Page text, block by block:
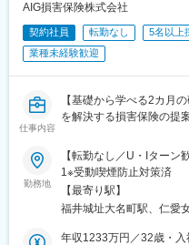
AIG損害保険株式会社
契約社員 転勤なし 5名以上
業種未経験歓迎
仕事内容
【基礎から学べる2カ月
を解決する損害保険の提
勤務地
【転勤なし／U・Iター
1※受動喫煙防止対策済
【最寄り駅】
福井城址大名町駅、仁愛
年収1233万円／32歳・